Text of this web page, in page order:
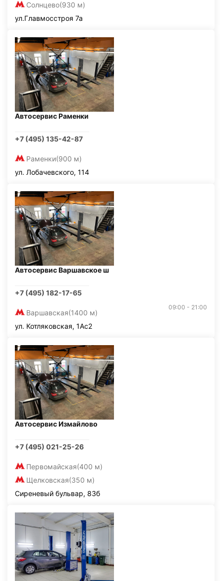
Солнцево(930 м)
ул.Главмосстроя 7а
Автосервис Раменки
+7 (495) 135-42-87
Раменки(900 м)
ул. Лобачевского, 114
Автосервис Варшавское ш
+7 (495) 182-17-65
Варшавская(1400 м)
09:00 - 21:00
ул. Котляковская, 1Ас2
Автосервис Измайлово
+7 (495) 021-25-26
Первомайская(400 м)
Щелковская(350 м)
Сиреневый бульвар, 83б